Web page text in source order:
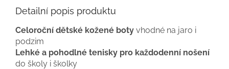
Detailní popis produktu
Celoroční dětské kožené boty vhodné na jaro i
podzim
Lehké a pohodlné tenisky pro každodenní nošení
do školy i školky